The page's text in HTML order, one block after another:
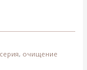
, очищение